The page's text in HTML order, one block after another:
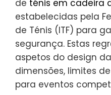
de ténis em cadeira
estabelecidas pela
de Ténis (ITF) para
segurança. Estas
aspetos do design
dimensões, limites
para eventos